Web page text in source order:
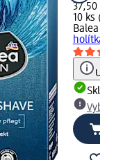
37,50 Kč
10 ks
Balea
holítka